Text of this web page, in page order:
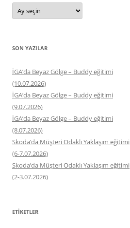
Arşivler
SON YAZILAR
İGA’da Beyaz Gölge – Buddy eğitimi
(10.07.2026)
İGA’da Beyaz Gölge – Buddy eğitimi
(9.07.2026)
İGA’da Beyaz Gölge – Buddy eğitimi
(8.07.2026)
Skoda’da Müşteri Odaklı Yaklaşım eğitimi
(6-7.07.2026)
Skoda’da Müşteri Odaklı Yaklaşım eğitimi
(2-3.07.2026)
ETIKETLER